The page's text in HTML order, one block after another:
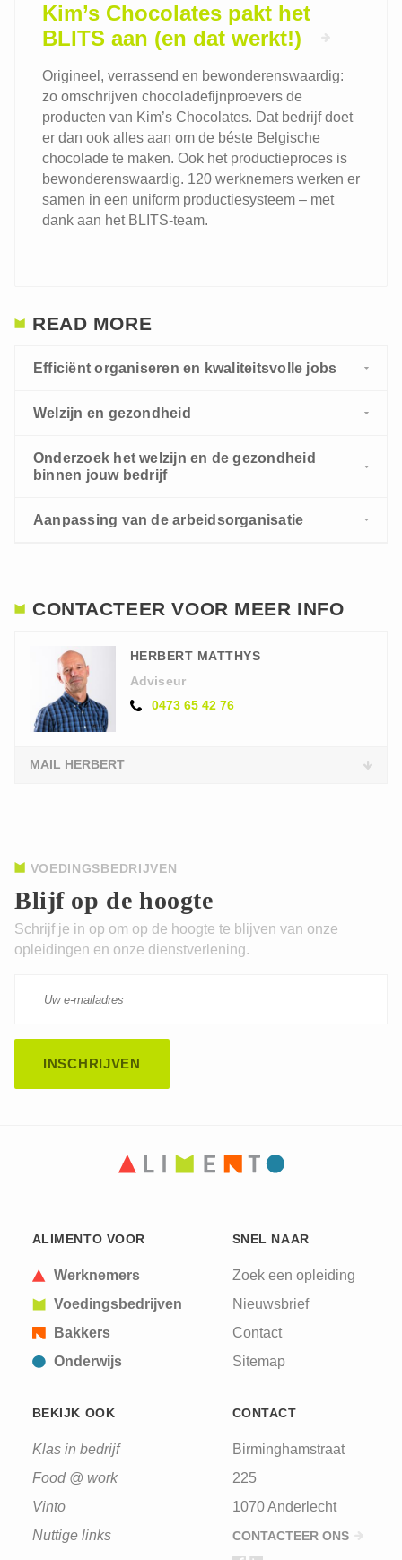
Kim’s Chocolates pakt het
BLITS aan (en dat werkt!)
Origineel, verrassend en bewonderenswaardig:
zo omschrijven chocoladefijnproevers de
producten van Kim’s Chocolates. Dat bedrijf doet
er dan ook alles aan om de béste Belgische
chocolade te maken. Ook het productieproces is
bewonderenswaardig. 120 werknemers werken er
samen in een uniform productiesysteem – met
dank aan het BLITS-team.
READ MORE
Efficiënt organiseren en kwaliteitsvolle jobs
Welzijn en gezondheid
Onderzoek het welzijn en de gezondheid
binnen jouw bedrijf
Aanpassing van de arbeidsorganisatie
CONTACTEER VOOR MEER INFO
HERBERT MATTHYS
Adviseur
0473 65 42 76
MAIL HERBERT
submissions.
Blijf op de hoogte
VOEDINGSBEDRIJVEN
Schrijf je in op om op de hoogte te blijven van onze
opleidingen en onze dienstverlening.
ALIMENTO VOOR
Werknemers
Voedingsbedrijven
Bakkers
Onderwijs
SNEL NAAR
Zoek een opleiding
Nieuwsbrief
Contact
Sitemap
BEKIJK OOK
Klas in bedrijf
Food @ work
Vinto
Nuttige links
CONTACT
Birminghamstraat
225
1070 Anderlecht
CONTACTEER ONS